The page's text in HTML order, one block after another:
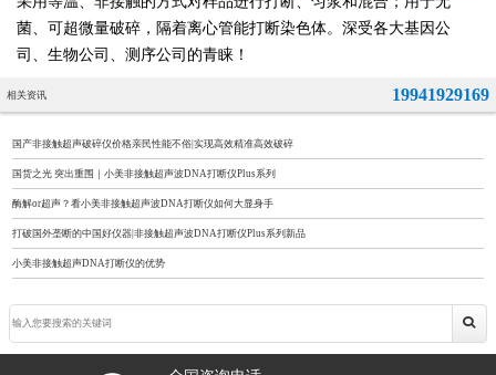
菌、可超微量破碎，隔着离心管能打断染色体。深受各大基因公
司、生物公司、测序公司的青睐！
相关资讯 19941929169
国产非接触超声破碎仪价格亲民性能不俗|实现高效精准高效破碎
国货之光 突出重围｜小美非接触超声波DNA打断仪Plus系列
酶解or超声？看小美非接触超声波DNA打断仪如何大显身手
打破国外垄断的中国好仪器|非接触超声波DNA打断仪Plus系列新品
小美非接触超声DNA打断仪的优势